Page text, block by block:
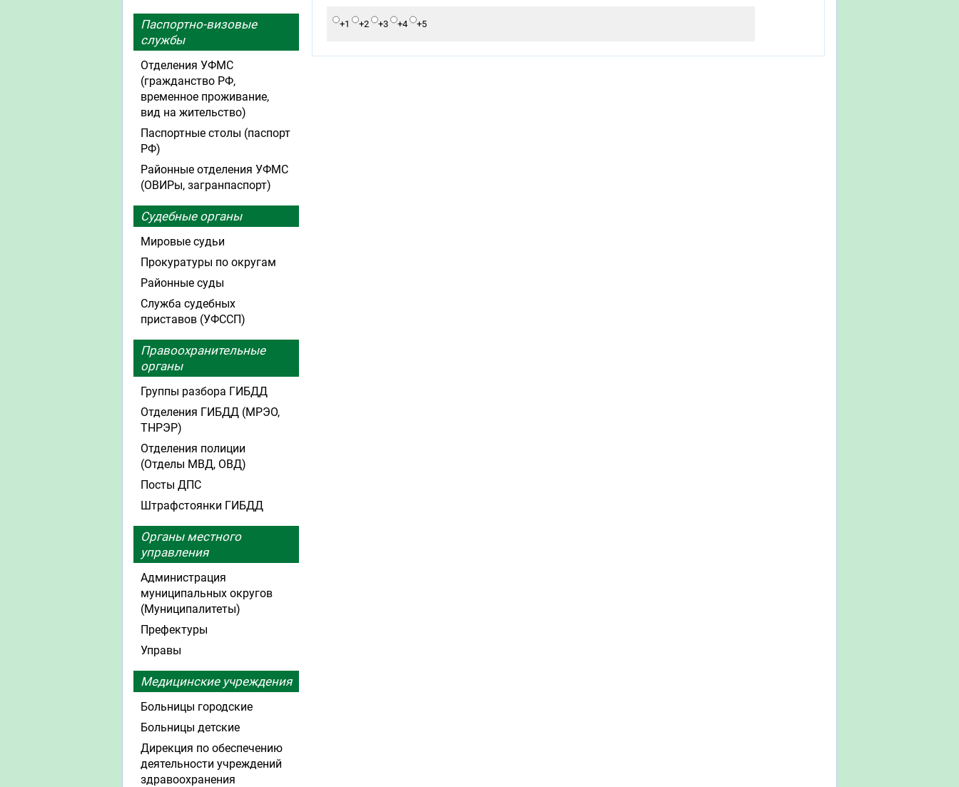
+1 +2 +3 +4 +5
Паспортно-визовые
службы
Отделения УФМС
(гражданство РФ,
временное проживание,
вид на жительство)
Паспортные столы (паспорт
РФ)
Районные отделения УФМС
(ОВИРы, загранпаспорт)
Судебные органы
Мировые судьи
Прокуратуры по округам
Районные суды
Служба судебных
приставов (УФССП)
Правоохранительные
органы
Группы разбора ГИБДД
Отделения ГИБДД (МРЭО,
ТНРЭР)
Отделения полиции
(Отделы МВД, ОВД)
Посты ДПС
Штрафстоянки ГИБДД
Органы местного
управления
Администрация
муниципальных округов
(Муниципалитеты)
Префектуры
Управы
Медицинские учреждения
Больницы городские
Больницы детские
Дирекция по обеспечению
деятельности учреждений
здравоохранения